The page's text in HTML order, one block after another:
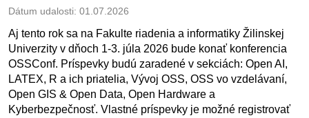
Dátum udalosti: 01.07.2026
Aj tento rok sa na Fakulte riadenia a informatiky Žilinskej
Univerzity v dňoch 1-3. júla 2026 bude konať konferencia
OSSConf. Príspevky budú zaradené v sekciách: Open AI,
LATEX, R a ich priatelia, Vývoj OSS, OSS vo vzdelávaní,
Open GIS & Open Data, Open Hardware a
Kyberbezpečnosť. Vlastné príspevky je možné registrovať